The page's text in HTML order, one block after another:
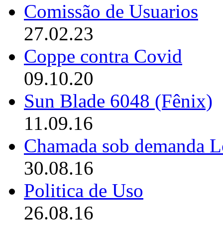
Comissão de Usuarios
27.02.23
Coppe contra Covid
09.10.20
Sun Blade 6048 (Fênix)
11.09.16
Chamada sob demanda
30.08.16
Politica de Uso
26.08.16